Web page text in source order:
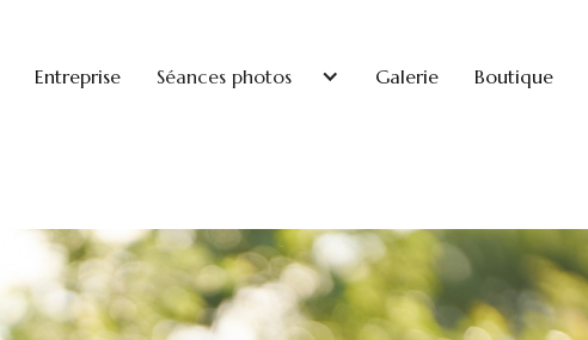
Entreprise Séances photos Galerie Boutique